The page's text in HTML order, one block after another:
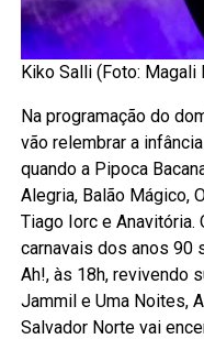
Kiko Salli (Foto: Magali
Na programação do
vão relembrar a
quando a Pipoca
Alegria, Balão Mágico,
Tiago Iorc e
carnavais dos anos 90
Ah!, às 18h, revivendo
Jammil e Uma Noites,
Salvador Norte vai